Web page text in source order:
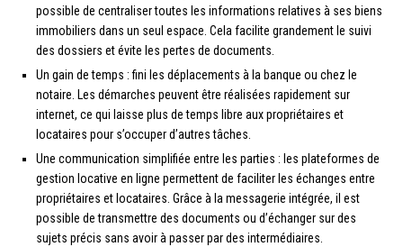
possible de centraliser toutes les informations relatives à ses biens
immobiliers dans un seul espace. Cela facilite grandement le suivi
des dossiers et évite les pertes de documents.
Un gain de temps : fini les déplacements à la banque ou chez le
notaire. Les démarches peuvent être réalisées rapidement sur
internet, ce qui laisse plus de temps libre aux propriétaires et
locataires pour s’occuper d’autres tâches.
Une communication simplifiée entre les parties : les plateformes de
gestion locative en ligne permettent de faciliter les échanges entre
propriétaires et locataires. Grâce à la messagerie intégrée, il est
possible de transmettre des documents ou d’échanger sur des
sujets précis sans avoir à passer par des intermédiaires.